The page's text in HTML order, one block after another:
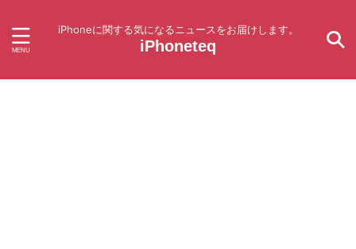
iPhoneに関する気になるニュースをお届けします。
iPhoneteq